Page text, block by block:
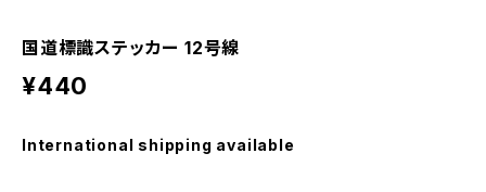
国道標識ステッカー 12号線
¥440
International shipping available